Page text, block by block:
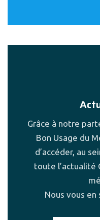
Grâce à notre
Bon Usage du
d’accéder, au
toute l’actualité
Nous vous en